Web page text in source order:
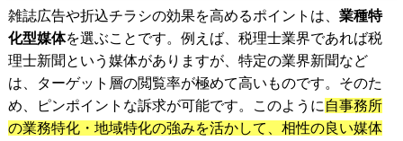
雑誌広告や折込チラシの効果を高めるポイントは、 業種特
化型媒体を選ぶことです。例えば、税理士業界であれば税
理士新聞という媒体がありますが、特定の業界新聞など
は、ターゲット層の閲覧率が極めて高いものです。そのた
め、ピンポイントな訴求が可能です。このように自事務所
の業務特化・地域特化の強みを活かして、相性の良い媒体